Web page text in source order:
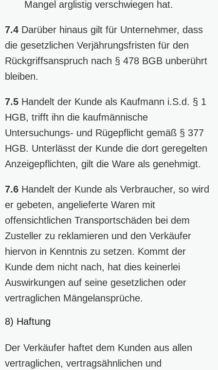
Mangel arglistig verschwiegen hat.
7.4 Darüber hinaus gilt für Unternehmer, dass
die gesetzlichen Verjährungsfristen für den
Rückgriffsanspruch nach § 478 BGB unberührt
bleiben.
7.5 Handelt der Kunde als Kaufmann i.S.d. § 1
HGB, trifft ihn die kaufmännische
Untersuchungs- und Rügepflicht gemäß § 377
HGB. Unterlässt der Kunde die dort geregelten
Anzeigepflichten, gilt die Ware als genehmigt.
7.6 Handelt der Kunde als Verbraucher, so wird
er gebeten, angelieferte Waren mit
offensichtlichen Transportschäden bei dem
Zusteller zu reklamieren und den Verkäufer
hiervon in Kenntnis zu setzen. Kommt der
Kunde dem nicht nach, hat dies keinerlei
Auswirkungen auf seine gesetzlichen oder
vertraglichen Mängelansprüche.
8) Haftung
Der Verkäufer haftet dem Kunden aus allen
vertraglichen, vertragsähnlichen und